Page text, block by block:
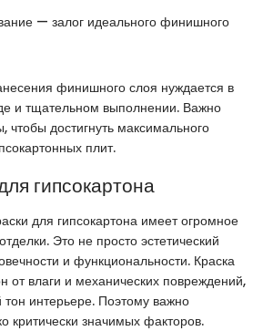
— залог идеального финишного
финишного слоя нуждается в
и тщательном выполнении. Важно
чтобы достигнуть максимального
плит.
гипсокартона
для гипсокартона имеет огромное
Это не просто эстетический
и функциональности. Краска
от влаги и механических повреждений,
интерьере. Поэтому важно
критически значимых факторов.